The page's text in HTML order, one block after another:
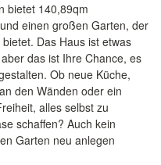
bietet 140,89qm
einen großen Garten, der
Das Haus ist etwas
das ist Ihre Chance, es
Ob neue Küche,
den Wänden oder ein
alles selbst zu
schaffen? Auch kein
Garten neu anlegen